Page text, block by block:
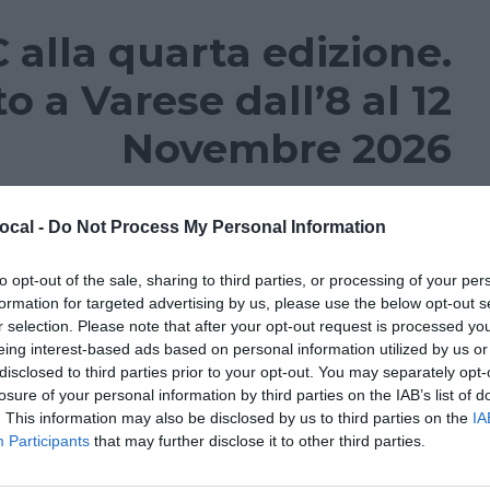
- Do Not Process My Personal Information
opt-out of the sale, sharing to third parties, or processing of your
for targeted advertising by us, please use the below opt-out
selection. Please note that after your opt-out request is processed
interest-based ads based on personal information utilized by us
to third parties prior to your opt-out. You may separately
of your personal information by third parties on the IAB’s list of
This information may also be disclosed by us to third parties on the
Participants that may further disclose it to other third parties.
alla quarta edizione.
a Varese dall’8 al 12
Novembre 2026
del documentario che si terrà a Varese
il successo delle prime tre edizioni (con circa
ritorna con una selezione, in corso in queste
con documentari provenienti da tutto il
mondo, pronti a...